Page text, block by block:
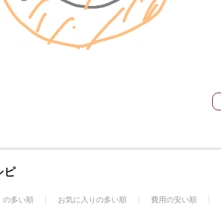
ピ
の多い順 お気に入りの多い順 費用の安い順